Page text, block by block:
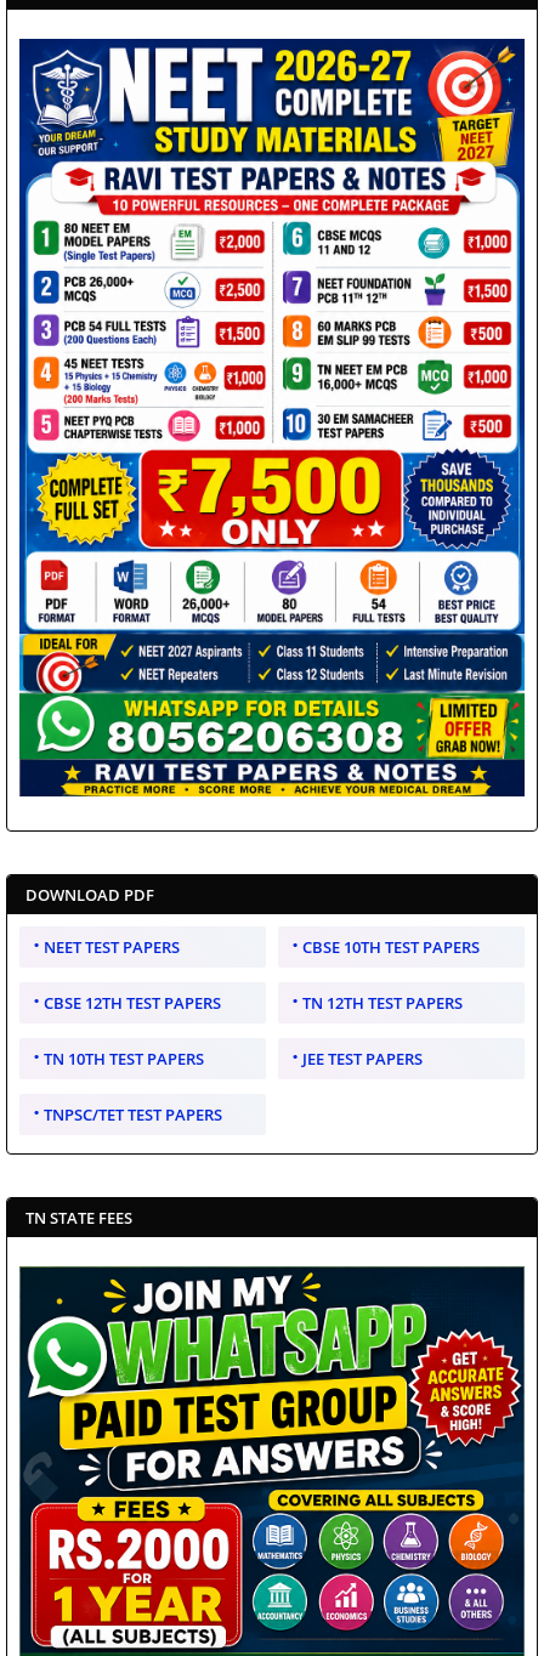
DOWNLOAD PDF
NEET TEST PAPERS CBSE 10TH TEST PAPERS
CBSE 12TH TEST PAPERS TN 12TH TEST PAPERS
TN 10TH TEST PAPERS JEE TEST PAPERS
TNPSC/TET TEST PAPERS
TN STATE FEES